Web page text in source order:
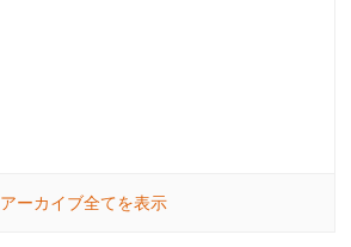
アーカイブ全てを表示